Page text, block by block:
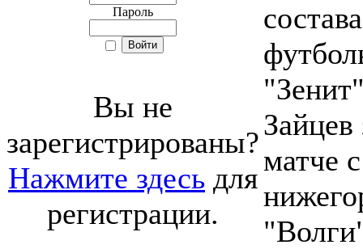
Пароль
Вы не
зарегистрированы?
Нажмите здесь для
регистрации.
Зайцев
матче